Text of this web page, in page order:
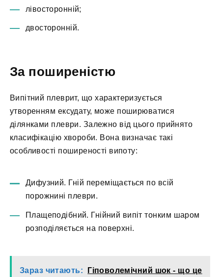
лівосторонній;
двосторонній.
За поширеністю
Випітний плеврит, що характеризується
утворенням ексудату, може поширюватися
ділянками плеври. Залежно від цього прийнято
класифікацію хвороби. Вона визначає такі
особливості поширеності випоту:
Дифузний. Гній переміщається по всій
порожнині плеври.
Плащеподібний. Гнійний випіт тонким шаром
розподіляється на поверхні.
Зараз читають:
Гіповолемічний шок - що це